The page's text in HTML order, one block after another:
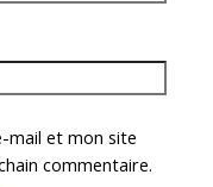
mail et mon site
commentaire.